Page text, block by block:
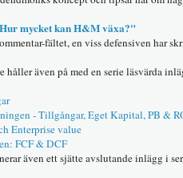
mycket kan H&M växa?"
fältet, en viss defensiven har
håller även på med en serie läsvärda
- Tillgångar, Eget Kapital, PB &
Enterprise value
FCF & DCF
även ett sjätte avslutande inlägg i